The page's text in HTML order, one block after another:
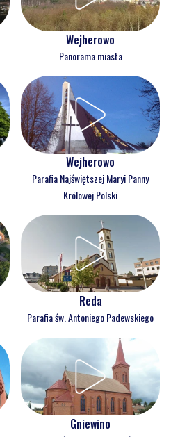
Wejherowo
Panorama miasta
Wejherowo
Parafia Najświętszej Maryi Panny
Królowej Polski
Reda
Parafia św. Antoniego Padewskiego
Gniewino